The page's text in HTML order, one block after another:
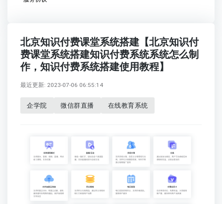
北京知识付费课堂系统搭建【北京知识付
费课堂系统搭建知识付费系统系统怎么制
作，知识付费系统搭建使用教程】
最近更新: 2023-07-06 06:55:14
企学院 微信群直播 在线教育系统